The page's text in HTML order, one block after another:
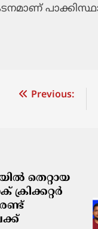
Previous:
തെറ്റായ